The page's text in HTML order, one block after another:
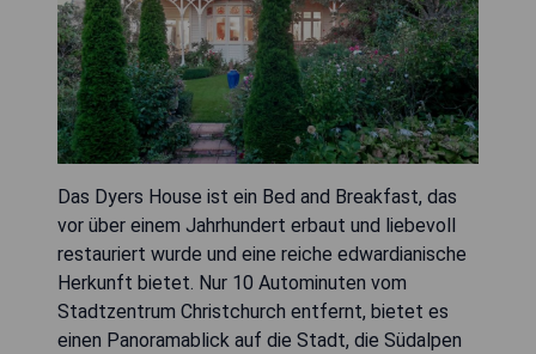
Das Dyers House ist ein Bed and Breakfast, das
vor über einem Jahrhundert erbaut und liebevoll
restauriert wurde und eine reiche edwardianische
Herkunft bietet. Nur 10 Autominuten vom
Stadtzentrum Christchurch entfernt, bietet es
einen Panoramablick auf die Stadt, die Südalpen